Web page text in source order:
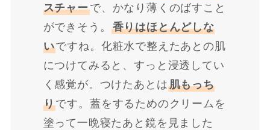
スチャーで、かなり薄くのばすこと
ができそう。 香りはほとんどしな
いですね。化粧水で整えたあとの肌
につけてみると、すっと浸透してい
く感覚が。つけたあとは肌もっち
りです。蓋をするためのクリームを
塗って一晩寝たあと鏡を見ました